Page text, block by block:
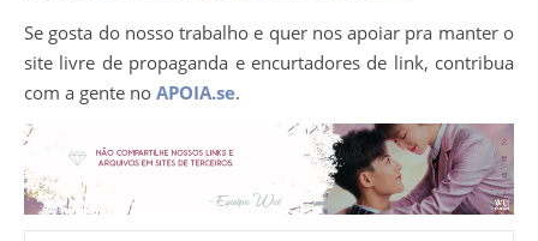
Se gosta do nosso trabalho e quer nos apoiar pra manter o
site livre de propaganda e encurtadores de link, contribua
com a gente no APOIA.se.